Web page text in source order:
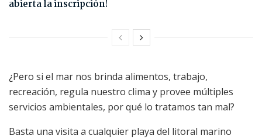
abierta la inscripción!
¿Pero si el mar nos brinda alimentos, trabajo,
recreación, regula nuestro clima y provee múltiples
servicios ambientales, por qué lo tratamos tan mal?
Basta una visita a cualquier playa del litoral marino